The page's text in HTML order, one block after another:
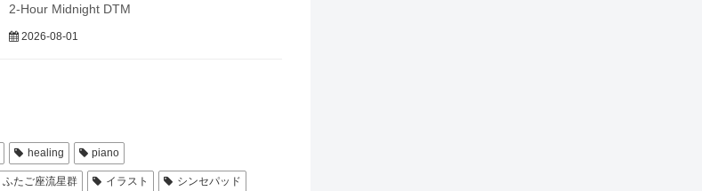
2-Hour Midnight DTM
2026-08-01
healing piano
ふたご座流星群 イラスト シンセパッド